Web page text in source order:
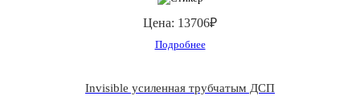
Цена: 13706₽
Подробнее
Invisible усиленная трубчатым ДСП